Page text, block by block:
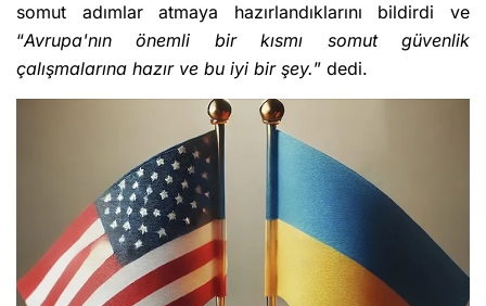
somut adımlar atmaya hazırlandıklarını bildirdi ve
“Avrupa'nın önemli bir kısmı somut güvenlik
çalışmalarına hazır ve bu iyi bir şey.” dedi.